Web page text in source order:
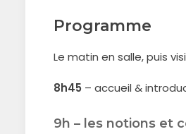
Programme
Le matin en salle, puis
8h45 – accueil &
9h – les notions et